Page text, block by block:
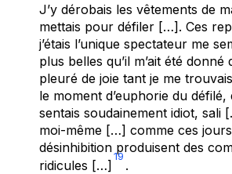
J’y dérobais les vêtements de
mettais pour défiler […]. Ces
j’étais l’unique spectateur me
plus belles qu’il m’ait été donné
pleuré de joie tant je me
le moment d’euphorie du
sentais soudainement idiot, sali
moi-même […] comme ces
désinhibition produisent des
ridicules […]
19
.